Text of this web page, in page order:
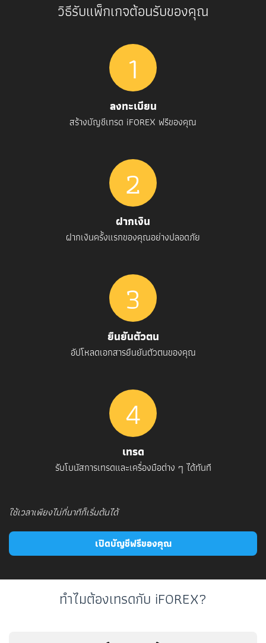
วิธีรับแพ็กเกจต้อนรับของคุณ
1
ลงทะเบียน
สร้างบัญชีเทรด iFOREX ฟรีของคุณ
2
ฝากเงิน
ฝากเงินครั้งแรกของคุณอย่างปลอดภัย
3
ยืนยันตัวตน
อัปโหลดเอกสารยืนยันตัวตนของคุณ
4
เทรด
รับโบนัสการเทรดและเครื่องมือต่าง ๆ ได้ทันที
ใช้เวลาเพียงไม่กี่นาทีก็เริ่มต้นได้
เปิดบัญชีฟรีของคุณ
ทำไมต้องเทรดกับ iFOREX?